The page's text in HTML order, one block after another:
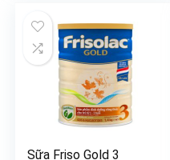
Sữa Friso Gold 3